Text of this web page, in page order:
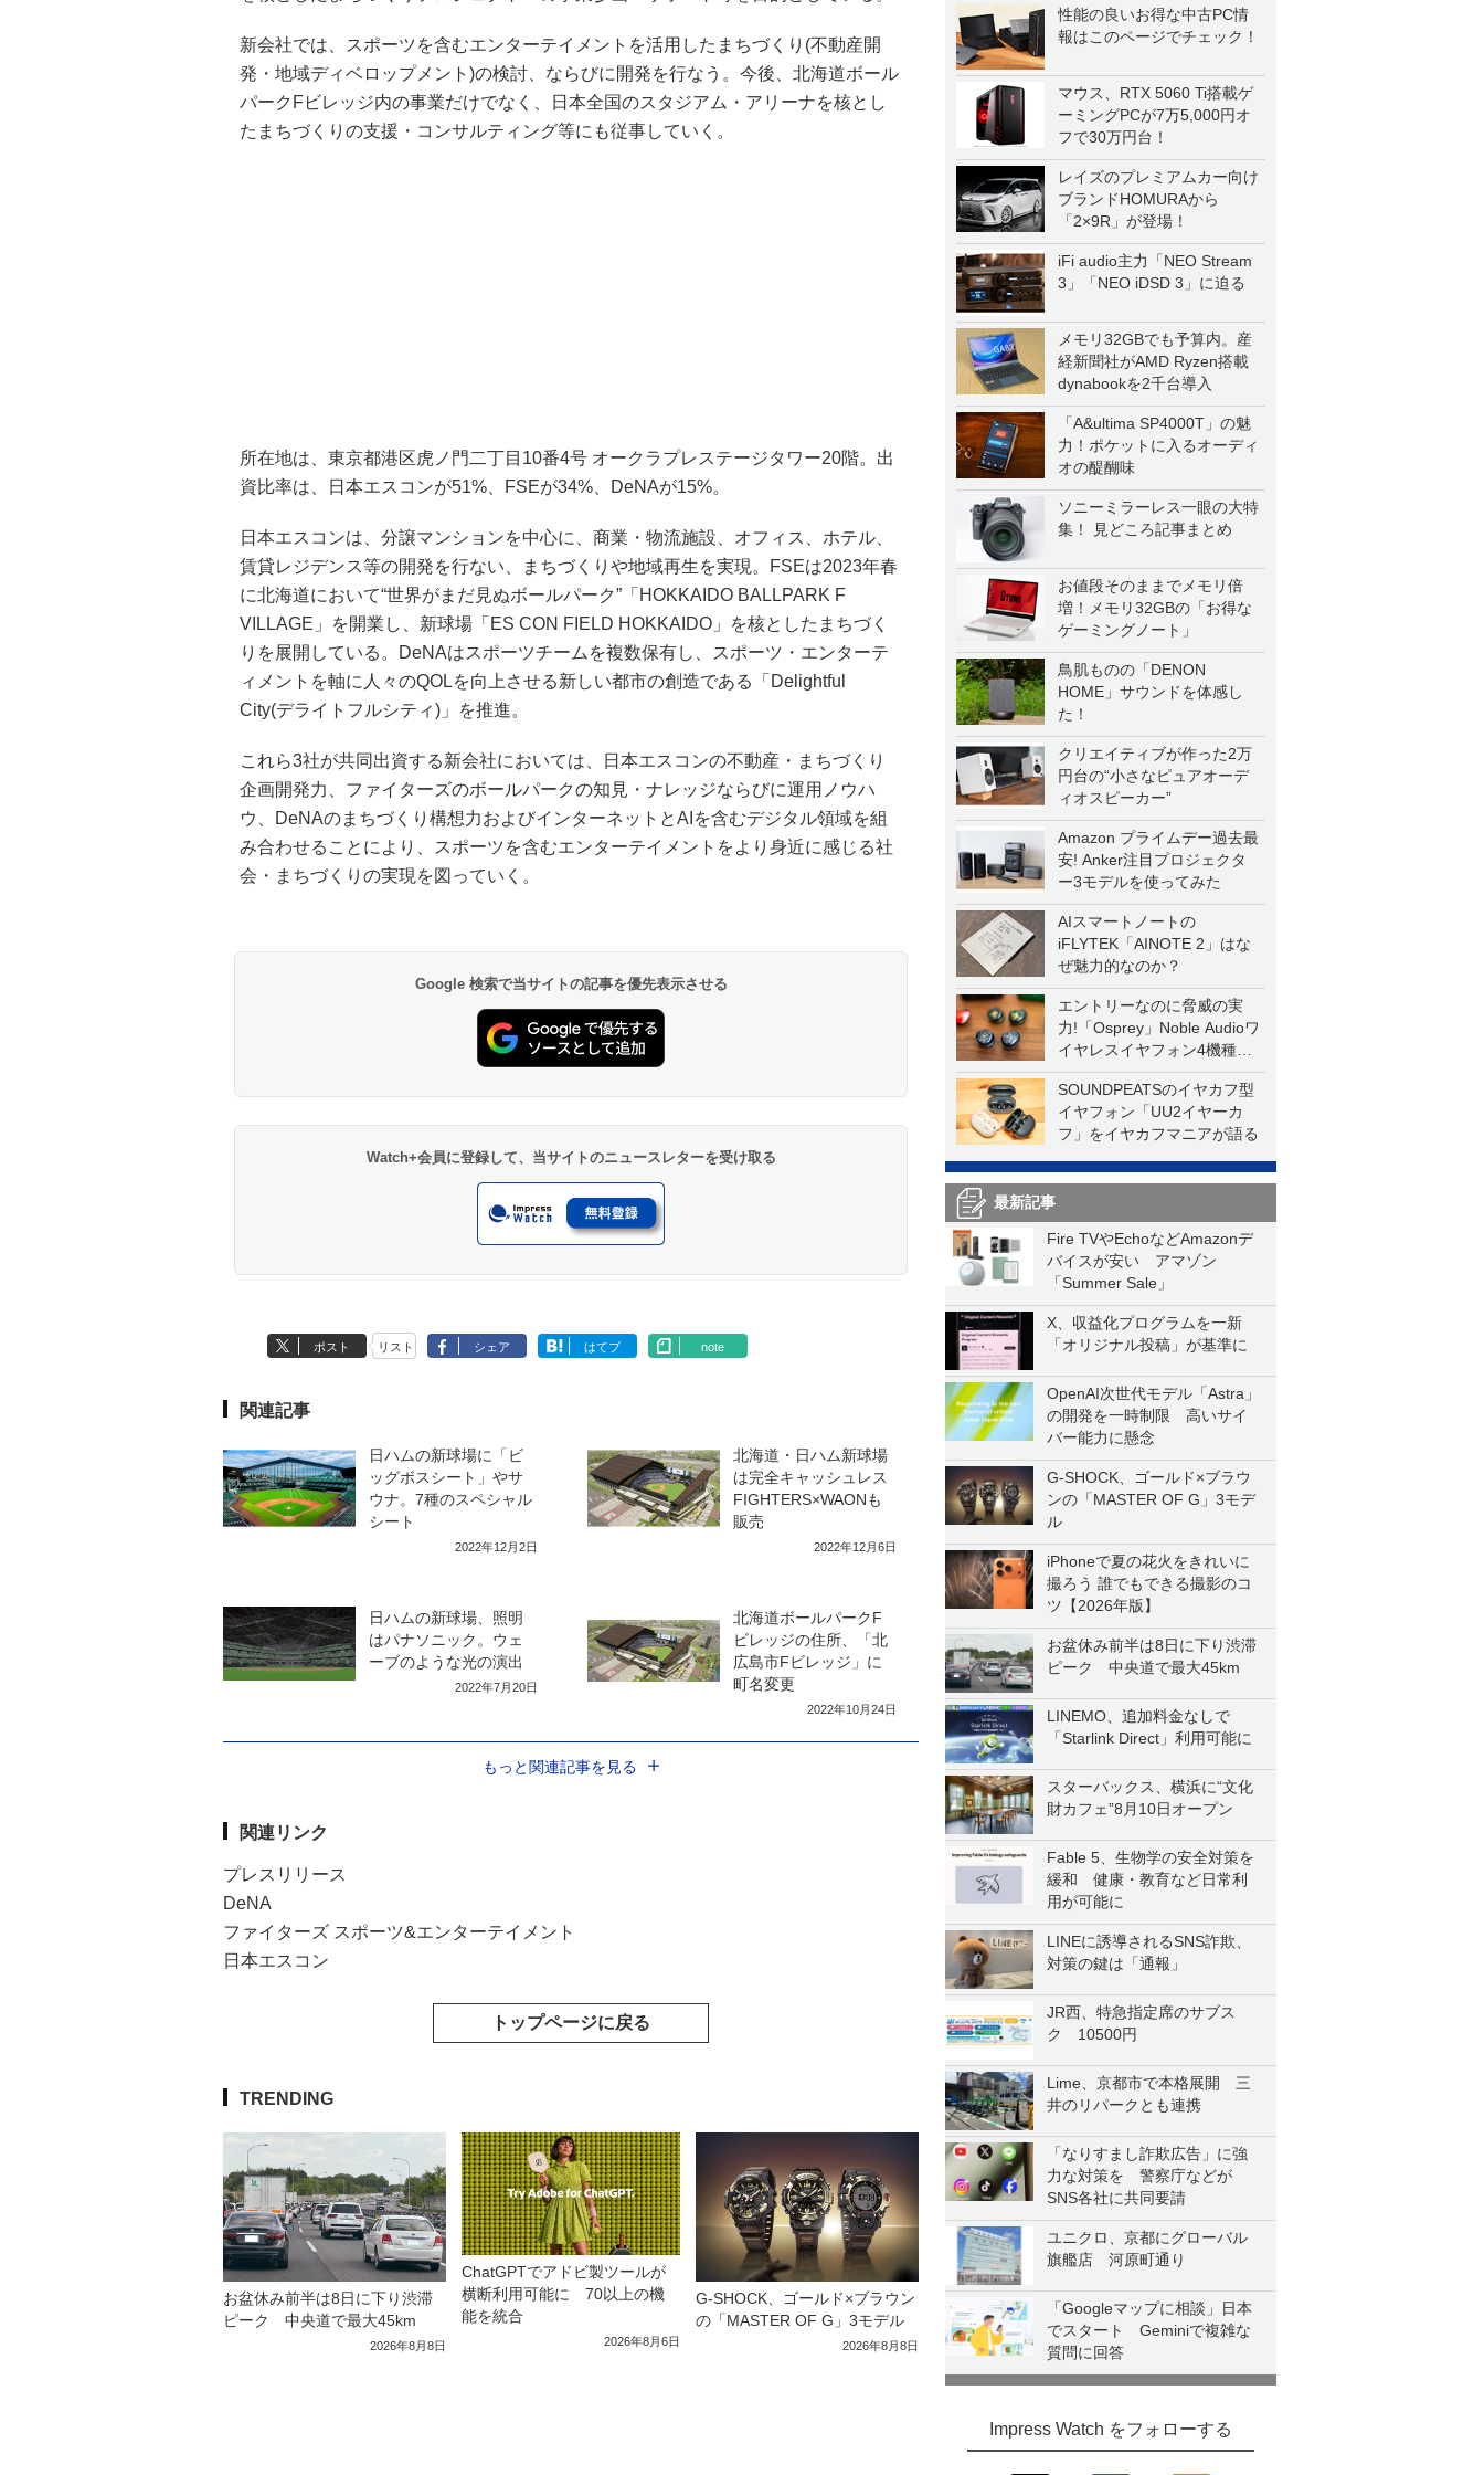
性能の良いお得な中古PC情
報はこのページでチェック！
マウス、RTX 5060 Ti搭載ゲ
ーミングPCが7万5,000円オ
フで30万円台！
レイズのプレミアムカー向け
ブランドHOMURAから
「2×9R」が登場！
iFi audio主力「NEO Stream
3」「NEO iDSD 3」に迫る
メモリ32GBでも予算内。産
経新聞社がAMD Ryzen搭載
dynabookを2千台導入
「A&ultima SP4000T」の魅
力！ポケットに入るオーディ
オの醍醐味
ソニーミラーレス一眼の大特
集！ 見どころ記事まとめ
お値段そのままでメモリ倍
増！メモリ32GBの「お得な
ゲーミングノート」
鳥肌ものの「DENON
HOME」サウンドを体感し
た！
クリエイティブが作った2万
円台の“小さなピュアオーデ
ィオスピーカー”
Amazon プライムデー過去最
安! Anker注目プロジェクタ
ー3モデルを使ってみた
AIスマートノートの
iFLYTEK「AINOTE 2」はな
ぜ魅力的なのか？
エントリーなのに脅威の実
力!「Osprey」Noble Audioワ
イヤレスイヤフォン4機種を
一気に聴く
SOUNDPEATSのイヤカフ型
イヤフォン「UU2イヤーカ
フ」をイヤカフマニアが語る
最新記事
Fire TVやEchoなどAmazonデ
バイスが安い アマゾン
「Summer Sale」
X、収益化プログラムを一新
「オリジナル投稿」が基準に
OpenAI次世代モデル「Astra」
の開発を一時制限 高いサイ
バー能力に懸念
G-SHOCK、ゴールド×ブラウ
ンの「MASTER OF G」3モデ
ル
iPhoneで夏の花火をきれいに
撮ろう 誰でもできる撮影のコ
ツ【2026年版】
お盆休み前半は8日に下り渋滞
ピーク 中央道で最大45km
LINEMO、追加料金なしで
「Starlink Direct」利用可能に
スターバックス、横浜に“文化
財カフェ”8月10日オープン
Fable 5、生物学の安全対策を
緩和 健康・教育など日常利
用が可能に
LINEに誘導されるSNS詐欺、
対策の鍵は「通報」
JR西、特急指定席のサブス
ク 10500円
Lime、京都市で本格展開 三
井のリパークとも連携
「なりすまし詐欺広告」に強
力な対策を 警察庁などが
SNS各社に共同要請
ユニクロ、京都にグローバル
旗艦店 河原町通り
「Googleマップに相談」日本
でスタート Geminiで複雑な
質問に回答
Impress Watch をフォローする
新会社では、スポーツを含むエンターテイメントを活用したまちづくり(不動産開
発・地域ディベロップメント)の検討、ならびに開発を行なう。今後、北海道ボール
パークFビレッジ内の事業だけでなく、日本全国のスタジアム・アリーナを核とし
たまちづくりの支援・コンサルティング等にも従事していく。
所在地は、東京都港区虎ノ門二丁目10番4号 オークラプレステージタワー20階。出
資比率は、日本エスコンが51%、FSEが34%、DeNAが15%。
日本エスコンは、分譲マンションを中心に、商業・物流施設、オフィス、ホテル、
賃貸レジデンス等の開発を行ない、まちづくりや地域再生を実現。FSEは2023年春
に北海道において“世界がまだ見ぬボールパーク”「HOKKAIDO BALLPARK F
VILLAGE」を開業し、新球場「ES CON FIELD HOKKAIDO」を核としたまちづく
りを展開している。DeNAはスポーツチームを複数保有し、スポーツ・エンターテ
ィメントを軸に人々のQOLを向上させる新しい都市の創造である「Delightful
City(デライトフルシティ)」を推進。
これら3社が共同出資する新会社においては、日本エスコンの不動産・まちづくり
企画開発力、ファイターズのボールパークの知見・ナレッジならびに運用ノウハ
ウ、DeNAのまちづくり構想力およびインターネットとAIを含むデジタル領域を組
み合わせることにより、スポーツを含むエンターテイメントをより身近に感じる社
会・まちづくりの実現を図っていく。
Google 検索で当サイトの記事を優先表示させる
Watch+会員に登録して、当サイトのニュースレターを受け取る
ポスト リスト シェア はてブ note
関連記事
日ハムの新球場に「ビ
ッグボスシート」やサ
ウナ。7種のスペシャル
シート
2022年12月2日
北海道・日ハム新球場
は完全キャッシュレス
FIGHTERS×WAONも
販売
2022年12月6日
日ハムの新球場、照明
はパナソニック。ウェ
ーブのような光の演出
2022年7月20日
北海道ボールパークF
ビレッジの住所、「北
広島市Fビレッジ」に
町名変更
2022年10月24日
もっと関連記事を見る
関連リンク
プレスリリース
DeNA
ファイターズ スポーツ&エンターテイメント
日本エスコン
トップページに戻る
TRENDING
お盆休み前半は8日に下り渋滞
ピーク 中央道で最大45km
2026年8月8日
ChatGPTでアドビ製ツールが
横断利用可能に 70以上の機
能を統合
2026年8月6日
G-SHOCK、ゴールド×ブラウン
の「MASTER OF G」3モデル
2026年8月8日